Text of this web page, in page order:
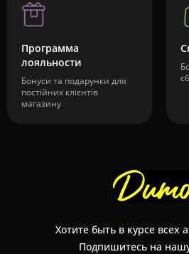
Программа
лояльности
Бонуси та подарунки для
постійних клієнтів
магазину
Хотите быть в курсе всех
Подпишитесь на